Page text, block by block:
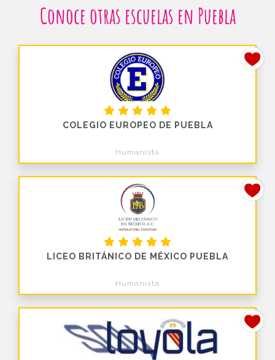
Conoce otras escuelas en Puebla
COLEGIO EUROPEO DE PUEBLA
Humanista
LICEO BRITÁNICO DE MÉXICO PUEBLA
Humanista